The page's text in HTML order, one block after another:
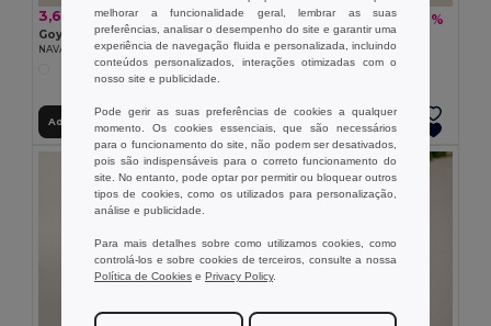
3,65 €
Goya 38072
NAVALHA HUMAN
Adicionar ao Carrinho
0,62 €0,68 € -8%
Goya 52085
CAIXA CUPPA
Adicionar ao Carrinho
melhorar a funcionalidade geral, lembrar as suas
preferências, analisar o desempenho do site e garantir uma
experiência de navegação fluida e personalizada, incluindo
conteúdos personalizados, interações otimizadas com o
nosso site e publicidade.
Pode gerir as suas preferências de cookies a qualquer
momento. Os cookies essenciais, que são necessários
para o funcionamento do site, não podem ser desativados,
pois são indispensáveis para o correto funcionamento do
site. No entanto, pode optar por permitir ou bloquear outros
tipos de cookies, como os utilizados para personalização,
análise e publicidade.
Para mais detalhes sobre como utilizamos cookies, como
controlá-los e sobre cookies de terceiros, consulte a nossa
Política de Cookies e Privacy Policy.